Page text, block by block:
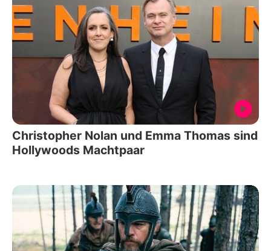
Christopher Nolan und Emma Thomas sind
Hollywoods Machtpaar